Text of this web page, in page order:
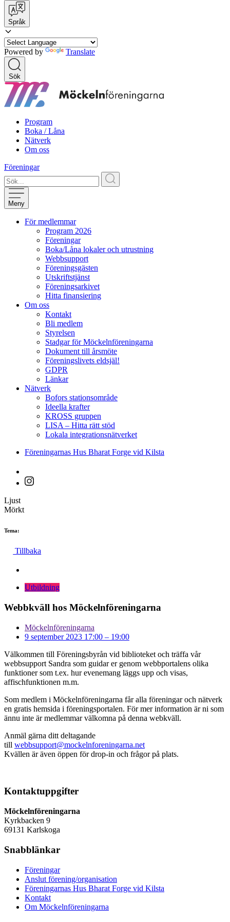
Språk
Powered by Translate
Sök
Program
Boka / Låna
Nätverk
Om oss
Föreningar
Meny
För medlemmar
Program 2026
Föreningar
Boka/Låna lokaler och utrustning
Webbsupport
Föreningsgästen
Utskriftstjänst
Föreningsarkivet
Hitta finansiering
Om oss
Kontakt
Bli medlem
Styrelsen
Stadgar för Möckelnföreningarna
Dokument till årsmöte
Föreningslivets eldsjäl!
GDPR
Länkar
Nätverk
Bofors stationsområde
Ideella krafter
KROSS gruppen
LISA – Hitta rätt stöd
Lokala integrationsnätverket
Föreningarnas Hus Bharat Forge vid Kilsta
Ljust
Mörkt
Tema:
Tillbaka
Utbildning
Webbkväll hos Möckelnföreningarna
Möckelnföreningarna
9 september 2023 17:00 – 19:00
Välkommen till Föreningsbyrån vid biblioteket och träffa vår
webbsupport Sandra som guidar er genom webbportalens olika
funktioner som t.ex. hur evenemang läggs upp och visas,
affischfunktionen m.m.
Som medlem i Möckelnföreningarna får alla föreningar och nätverk
en gratis hemsida i föreningsportalen. För mer information är ni som
ännu inte är medlemmar välkomna på denna webkväll.
Anmäl gärna ditt deltagande
till webbsupport@mockelnforeningarna.net
Kvällen är även öppen för drop-in och frågor på plats.
Kontaktuppgifter
Möckelnföreningarna
Kyrkbacken 9
69131 Karlskoga
Snabblänkar
Föreningar
Anslut förening/organisation
Föreningarnas Hus Bharat Forge vid Kilsta
Kontakt
Om Möckelnföreningarna